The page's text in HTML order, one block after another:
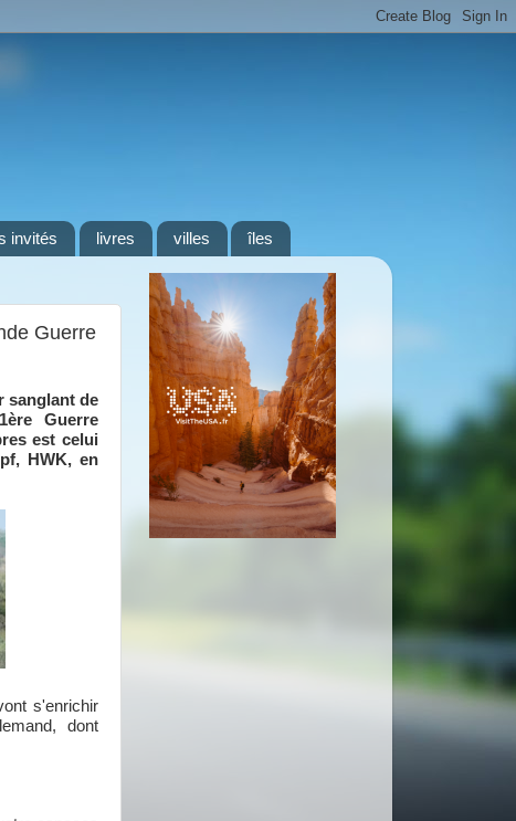
invités livres villes îles
Guerre
sanglant de
Guerre
est celui
HWK, en
s'enrichir
dont